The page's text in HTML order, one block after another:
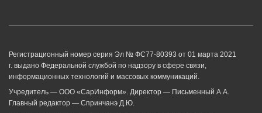
Регистрационный номер серия Эл № ФС77-80393 от 01 марта 2021
г. выдано Федеральной службой по надзору в сфере связи,
информационных технологий и массовых коммуникаций.
Учредитель — ООО «СарИнформ». Директор — Письменный А.А.
Главный редактор — Спринчанэ Д.Ю.